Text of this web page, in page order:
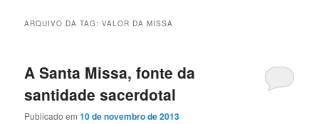
ARQUIVO DA TAG:VALOR DA MISSA
A Santa Missa, fonte da
santidade sacerdotal
Publicado em10 de novembro de 2013